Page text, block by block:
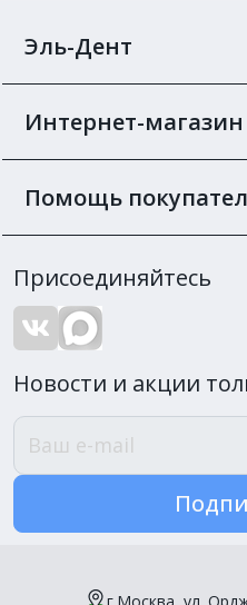
Эль-Дент
Интернет-магазин
Помощь
Присоединяйтесь
Новости и акции